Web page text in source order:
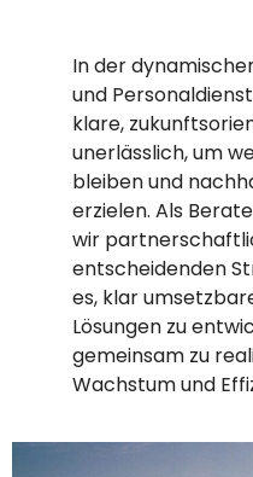
In der
und
klare,
unerlässlich, um
bleiben und
erzielen. Als
wir
entscheidenden
es, klar
Lösungen zu
gemeinsam zu
Wachstum und